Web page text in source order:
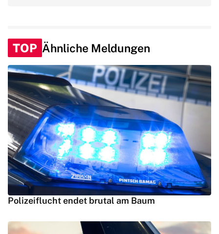
TOP Ähnliche Meldungen
Polizeiflucht endet brutal am Baum